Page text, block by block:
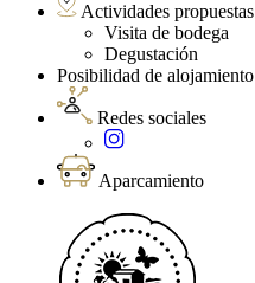
Actividades propuestas
Visita de bodega
Degustación
Posibilidad de alojamiento
Redes sociales
Aparcamiento